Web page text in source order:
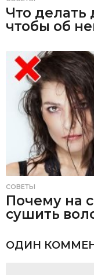
Что делать
чтобы об
СОВЕТЫ
Почему на
сушить
ОДИН